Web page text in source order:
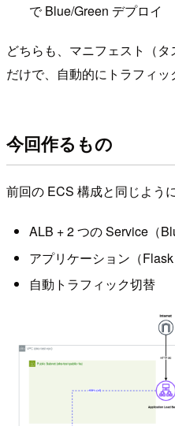
で Blue/Green デプロイ
どちらも、マニフェスト（
だけで、自動的にトラフィッ
今回作るもの
前回の ECS 構成と同じよう
ALB + 2 つの Service（
アプリケーション（
自動トラフィック切替